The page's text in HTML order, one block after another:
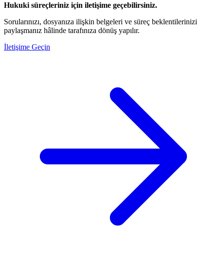
Hukuki süreçleriniz için iletişime geçebilirsiniz.
Sorularınızı, dosyanıza ilişkin belgeleri ve süreç beklentilerinizi
paylaşmanız hâlinde tarafınıza dönüş yapılır.
İletişime Geçin